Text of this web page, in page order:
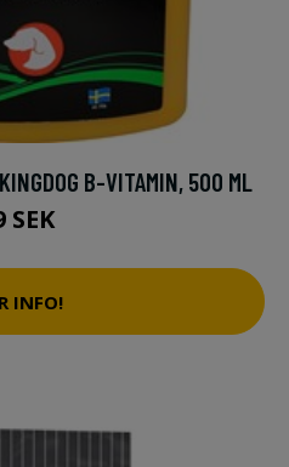
B-VITAMIN, 500 ML
SEK
INFO!